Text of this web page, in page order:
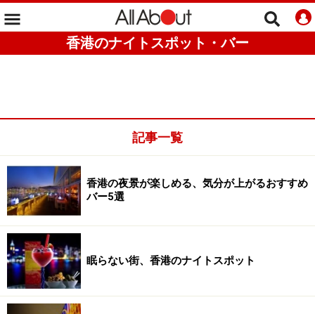
香港のナイトスポット・バー
記事一覧
香港の夜景が楽しめる、気分が上がるおすすめ
バー5選
眠らない街、香港のナイトスポット